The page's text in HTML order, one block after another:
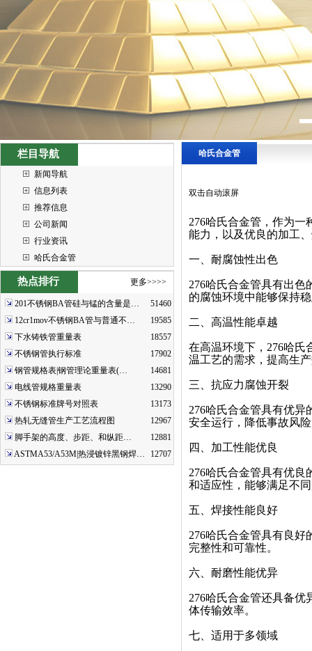
栏目导航
新闻导航
信息列表
推荐信息
公司新闻
行业资讯
哈氏合金管
热点排行 更多>>>>
201不锈钢BA管硅与锰的含量是…
51460
12cr1mov不锈钢BA管与普通不…
19585
下水铸铁管重量表
18557
不锈钢管执行标准
17902
钢管规格表|钢管理论重量表(…
14681
电线管规格重量表
13290
不锈钢标准牌号对照表
13173
热轧无缝管生产工艺流程图
12967
脚手架的高度、步距、和纵距…
12881
ASTMA53/A53M|热浸镀锌黑钢焊…
12707
哈氏合金管
双击自动滚屏
276哈氏合金管，作为
能力，以及优良的加工
一、耐腐蚀性出色
276哈氏合金管具有出
的腐蚀环境中能够保持
二、高温性能卓越
在高温环境下，276哈氏
温工艺的需求，提高生
三、抗应力腐蚀开裂
276哈氏合金管具有优
安全运行，降低事故风
四、加工性能优良
276哈氏合金管具有优
和适应性，能够满足不
五、焊接性能良好
276哈氏合金管具有良
完整性和可靠性。
六、耐磨性能优异
276哈氏合金管还具备
体传输效率。
七、适用于多领域